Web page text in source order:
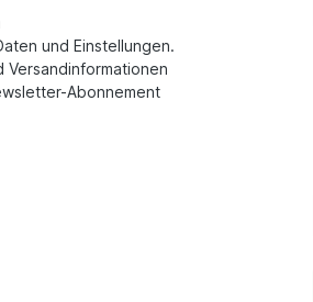
und Einstellungen.
Versandinformationen
Abonnement